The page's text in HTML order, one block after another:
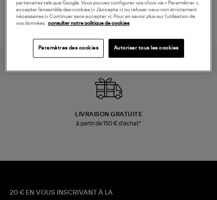
LIVRAISON GRATUITE
à partir de 150 € d'achat*
20 € EN VOUS INSCRIVANT À LA
partenaires tels que Google. Vous pouvez configurer vos choix via « Paramétrer »,
accepter l’ensemble des cookies (« J’accepte ») ou refuser ceux non strictement
nécessaires (« Continuer sans accepter »). Pour en savoir plus sur l’utilisation de
vos données, consulter notre politique de cookies
Paramètres des cookies Autoriser tous les cookies